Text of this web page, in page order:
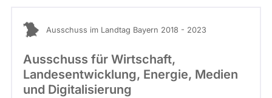
Ausschuss im Landtag Bayern 2018 - 2023
Ausschuss für Wirtschaft,
Landesentwicklung, Energie, Medien
und Digitalisierung